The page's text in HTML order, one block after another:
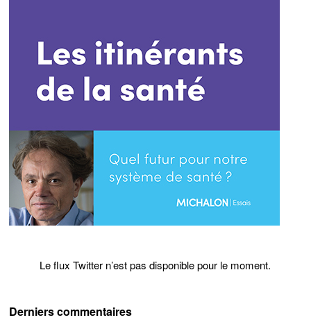
Le flux Twitter n’est pas disponible pour le moment.
Derniers commentaires